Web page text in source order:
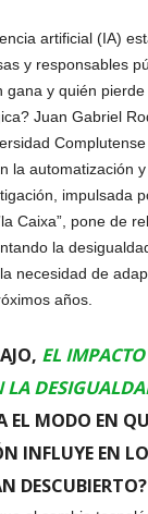
artificial (IA)
y responsables
gana y quién
Juan Gabriel
la automatización
impulsada
Caixa”, pone de
la
necesidad de
años.
EL
LA
EL MODO EN
INFLUYE EN
DESCUBIERTO?